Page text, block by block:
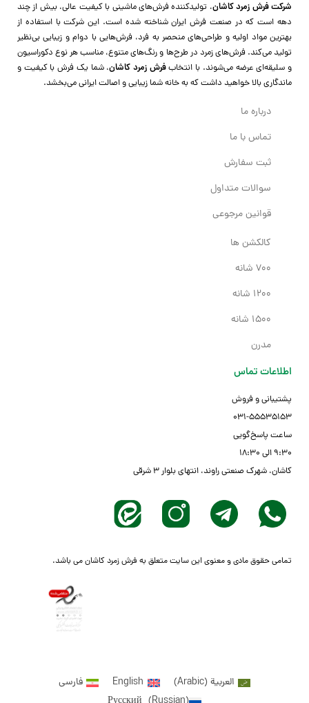
شرکت فرش زمرد کاشان، تولیدکننده فرش‌های ماشینی با کیفیت عالی، بیش از چند
دهه است که در صنعت فرش ایران شناخته شده است. این شرکت با استفاده از
بهترین مواد اولیه و طراحی‌های منحصر به فرد، فرش‌هایی با دوام و زیبایی بی‌نظیر
تولید می‌کند. فرش‌های زمرد در طرح‌ها و رنگ‌های متنوع، مناسب هر نوع دکوراسیون
و سلیقه‌ای عرضه می‌شوند. با انتخابفرش زمرد کاشان، شما یک فرش با کیفیت و
ماندگاری بالا خواهید داشت که به خانه شما زیبایی و اصالت ایرانی می‌بخشد.
درباره ما
تماس با ما
ثبت سفارش
سوالات متداول
قوانین مرجوعی
کالکشن ها
700 شانه
1200 شانه
1500 شانه
مدرن
اطلاعات تماس
پشتیبانی و فروش
03۱-55535153
ساعت پاسخ‌گویی
۹:۳۰ الی ۱۸:۳۰
کاشان، شهرک صنعتی راوند، انتهای بلوار ۳ شرقی
تمامی حقوق مادی و معنوی این سایت متعلق به فرش زمرد کاشان می باشد.
العربية (
Arabic
)
English
فارسی